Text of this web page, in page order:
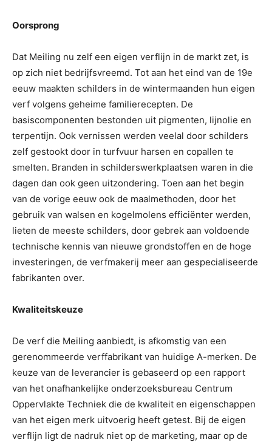
Oorsprong
Dat Meiling nu zelf een eigen verflijn in de markt zet, is
op zich niet bedrijfsvreemd. Tot aan het eind van de 19e
eeuw maakten schilders in de wintermaanden hun eigen
verf volgens geheime familierecepten. De
basiscomponenten bestonden uit pigmenten, lijnolie en
terpentijn. Ook vernissen werden veelal door schilders
zelf gestookt door in turfvuur harsen en copallen te
smelten. Branden in schilderswerkplaatsen waren in die
dagen dan ook geen uitzondering. Toen aan het begin
van de vorige eeuw ook de maalmethoden, door het
gebruik van walsen en kogelmolens efficiënter werden,
lieten de meeste schilders, door gebrek aan voldoende
technische kennis van nieuwe grondstoffen en de hoge
investeringen, de verfmakerij meer aan gespecialiseerde
fabrikanten over.
Kwaliteitskeuze
De verf die Meiling aanbiedt, is afkomstig van een
gerenommeerde verffabrikant van huidige A-merken. De
keuze van de leverancier is gebaseerd op een rapport
van het onafhankelijke onderzoeksbureau Centrum
Oppervlakte Techniek die de kwaliteit en eigenschappen
van het eigen merk uitvoerig heeft getest. Bij de eigen
verflijn ligt de nadruk niet op de marketing, maar op de